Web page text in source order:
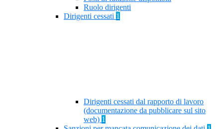
Ruolo dirigenti
Dirigenti cessati 1
Dirigenti cessati dal rapporto di lavoro
(documentazione da pubblicare sul sito
web) 1